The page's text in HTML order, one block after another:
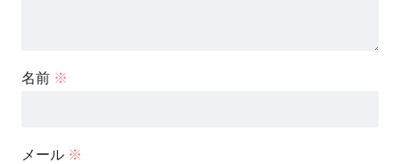
名前 ※
メール ※